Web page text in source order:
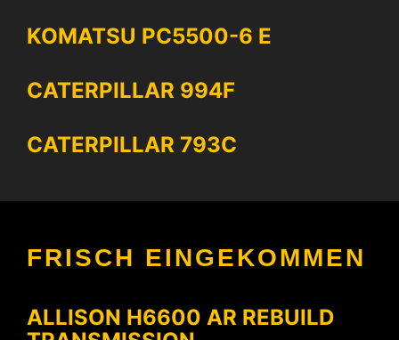
KOMATSU PC5500-6 E
CATERPILLAR 994F
CATERPILLAR 793C
FRISCH EINGEKOMMEN
ALLISON H6600 AR REBUILD